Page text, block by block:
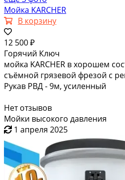
Мойка KARCHER
В корзину
12 500 ₽
Горячий Ключ
мойка KARCHER в хорошем
съёмной грязевой фрезой с
Рукав РВД - 9м, усиленный
Нет отзывов
Мойки высокого давления
1 апреля 2025